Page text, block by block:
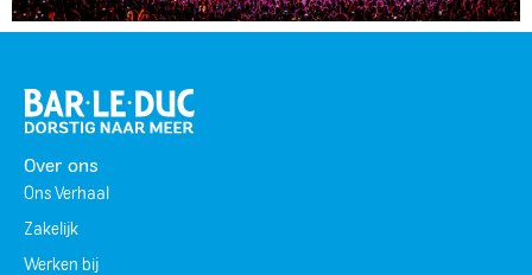
Over ons
Ons Verhaal
Zakelijk
Werken bij